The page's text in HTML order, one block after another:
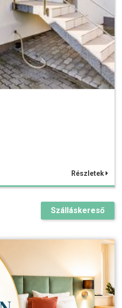
Részletek
Szálláskereső